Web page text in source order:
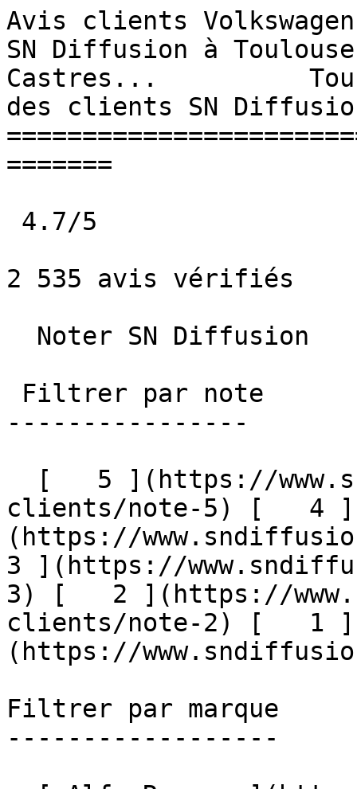
Avis clients
SN Diffusion à
Castres...          Tous
des clients SN
=======
2 535 avis vérifiés
----------------
clients/note-5) [   4 ]
(https://
3 ](https://
3) [   2 ](https://
clients/note-2) [   1 ]
(https://
Filtrer par marque
------------------